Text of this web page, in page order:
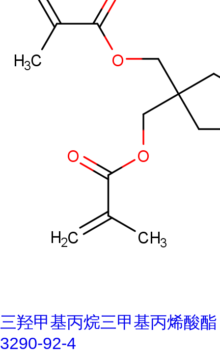
三羟甲基丙烷三甲基丙烯酸酯
3290-92-4